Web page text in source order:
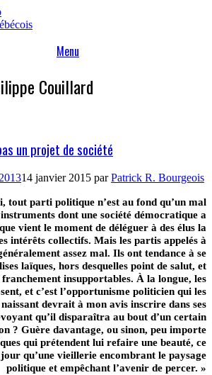
Menu
Couillard
un projet de société
14 janvier 2015 parPatrick R. Bourgeois
tout parti politique n’est au fond qu’un mal
instruments dont une société démocratique a
vient le moment de déléguer à des élus la
intérêts collectifs. Mais les partis appelés à
assez mal. Ils ont tendance à se
laïques, hors desquelles point de salut, et
insupportables. À la longue, les
et c’est l’opportunisme politicien qui les
devrait à mon avis inscrire dans ses
qu’il disparaîtra au bout d’un certain
? Guère davantage, ou sinon, peu importe
qui prétendent lui refaire une beauté, ce
qu’une vieillerie encombrant le paysage
politique et empêchant l’avenir de percer. »